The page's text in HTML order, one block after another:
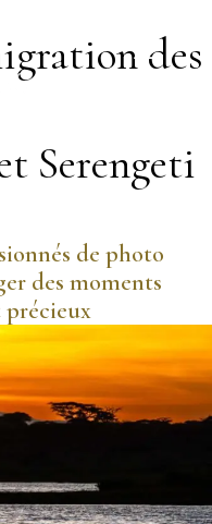
des
Serengeti
de photo
des moments